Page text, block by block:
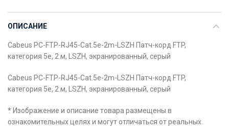
ОПИСАНИЕ
Cabeus PC-FTP-RJ45-Cat.5e-2m-LSZH Патч-корд FTP,
категория 5е, 2 м, LSZH, экранированный, серый
Cabeus PC-FTP-RJ45-Cat.5e-2m-LSZH Патч-корд FTP,
категория 5е, 2 м, LSZH, экранированный, серый
* Изображение и описание товара размещены в
ознакомительных целях и могут отличаться от реальных.